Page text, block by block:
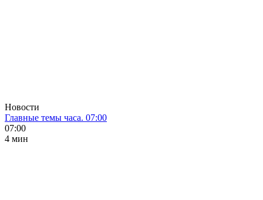
Новости
Главные темы часа. 07:00
07:00
4 мин